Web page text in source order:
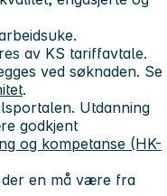
av KS tariffavtale.
ved søknaden. Se
.
Utdanning
godkjent
og kompetanse (HK-
der en må være fra